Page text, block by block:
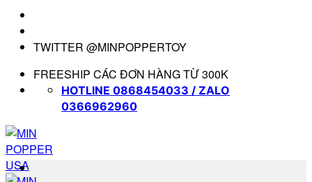
TWITTER @MINPOPPERTOY
FREESHIP CÁC ĐƠN HÀNG TỪ 300K
HOTLINE 0868454033 / ZALO
0366962960